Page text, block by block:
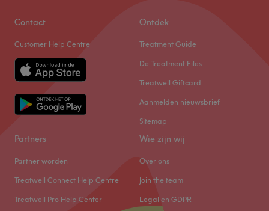
Contact
Customer Help Centre
Ontdek
Treatment Guide
De Treatment Files
Treatwell Giftcard
Aanmelden nieuwsbrief
Sitemap
Partners
Partner worden
Treatwell Connect Help Centre
Treatwell Pro Help Center
Wie zijn wij
Over ons
Join the team
Legal en GDPR